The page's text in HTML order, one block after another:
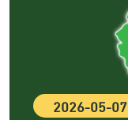
2026-05-07